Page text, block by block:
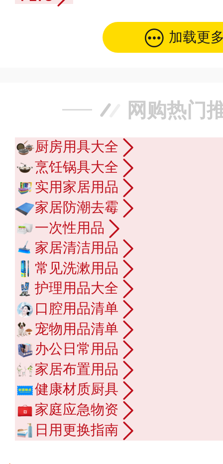
加载更
网购热门
厨房用具大全
烹饪锅具大全
实用家居用品
家居防潮去霉
一次性用品
家居清洁用品
常见洗漱用品
护理用品大全
口腔用品清单
宠物用品清单
办公日常用品
家居布置用品
健康材质厨具
家庭应急物资
日用更换指南